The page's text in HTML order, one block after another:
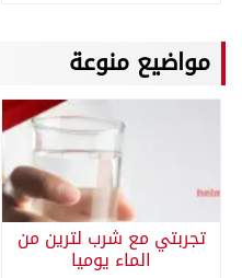
مواضيع منوعة
تجربتي مع شرب لترين من
الماء يوميا